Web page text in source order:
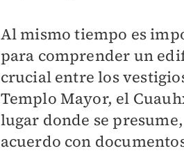
Al mismo tiempo es
para comprender un
crucial entre los
Templo Mayor, el
lugar donde se
acuerdo con